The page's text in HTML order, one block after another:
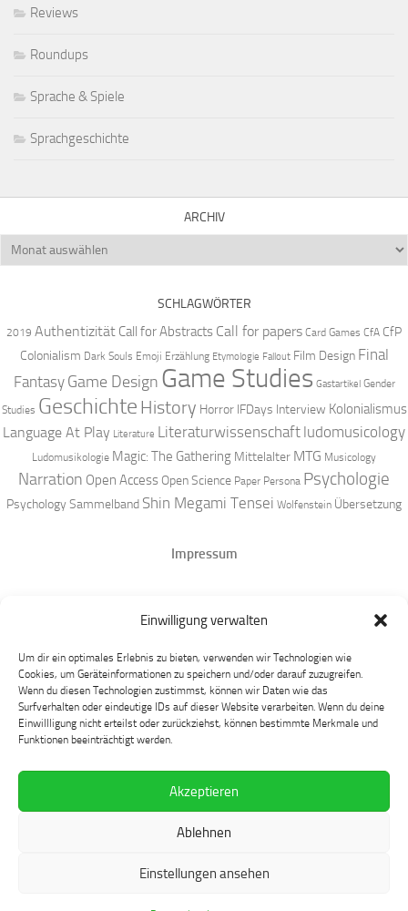
Einwilligung verwalten
Um dir ein optimales Erlebnis zu bieten, verwenden wir Technologien wie
Cookies, um Geräteinformationen zu speichern und/oder darauf zuzugreifen.
Wenn du diesen Technologien zustimmst, können wir Daten wie das
Surfverhalten oder eindeutige IDs auf dieser Website verarbeiten. Wenn du deine
Einwillligung nicht erteilst oder zurückziehst, können bestimmte Merkmale und
Funktionen beeinträchtigt werden.
Akzeptieren
Ablehnen
Einstellungen ansehen
Reviews
Roundups
Sprache & Spiele
Sprachgeschichte
ARCHIV
Archiv
SCHLAGWÖRTER
2019 Authentizität Call for Abstracts Call for papers Card Games CfA CfP
Colonialism Dark Souls Emoji Erzählung Etymologie Fallout Film Design Final
Fantasy Game Design Game Studies Gastartikel Gender
Studies Geschichte History Horror IFDays Interview Kolonialismus
Language At Play Literature Literaturwissenschaft ludomusicology
Ludomusikologie Magic: The Gathering Mittelalter MTG Musicology
Narration Open Access Open Science Paper Persona Psychologie
PsychologySammelband Shin Megami Tensei Wolfenstein Übersetzung
Impressum
Mastodon